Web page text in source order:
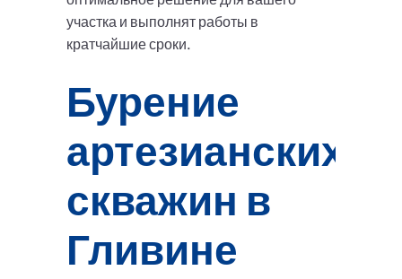
участка и выполнят работы в
кратчайшие сроки.
Бурение
артезианских
скважин в
Гливине